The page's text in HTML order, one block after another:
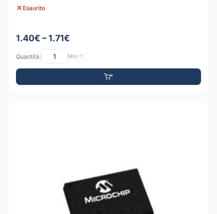
Esaurito
1.40€ – 1.71€
Quantità: Min: 1